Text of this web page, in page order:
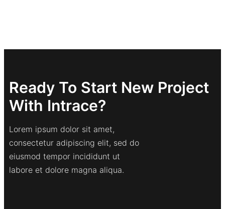
Ready To Start New Project
With Intrace?
Lorem ipsum dolor sit amet,
consectetur adipiscing elit, sed do
eiusmod tempor incididunt ut
labore et dolore magna aliqua.